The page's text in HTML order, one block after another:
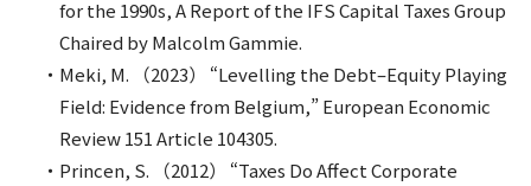
for the 1990s, A Report of the IFS Capital Taxes Group
Chaired by Malcolm Gammie.
Meki, M. （2023） “Levelling the Debt–Equity Playing
Field: Evidence from Belgium,” European Economic
Review 151 Article 104305.
Princen, S. （2012） “Taxes Do Affect Corporate